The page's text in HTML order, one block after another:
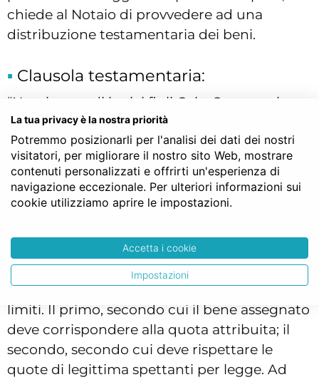
chiede al Notaio di provvedere ad una
distribuzione testamentaria dei beni.
Clausola testamentaria:
“Nomino eredi i miei figli Caio, Sempronio e
Mevio, ciascuno nella quota di un terzo del
mio patrimonio e così divido tra loro il mio
patrimonio, ai sensi dell’art. 734 c.c. Assegno
a Caio l’immobile in Roma, a Sempronio
l’immobile in Napoli e a Mevio l’Immobile in
Quali limiti incontra il testatore?
Il testatore incontra principalmente due
limiti. Il primo, secondo cui il bene assegnato
deve corrispondere alla quota attribuita; il
secondo, secondo cui deve rispettare le
quote di legittima spettanti per legge. Ad
La tua privacy è la nostra priorità
Potremmo posizionarli per l'analisi dei dati dei nostri
visitatori, per migliorare il nostro sito Web, mostrare
contenuti personalizzati e offrirti un'esperienza di
navigazione eccezionale. Per ulteriori informazioni sui
cookie utilizziamo aprire le impostazioni.
Accetta i cookie
Impostazioni